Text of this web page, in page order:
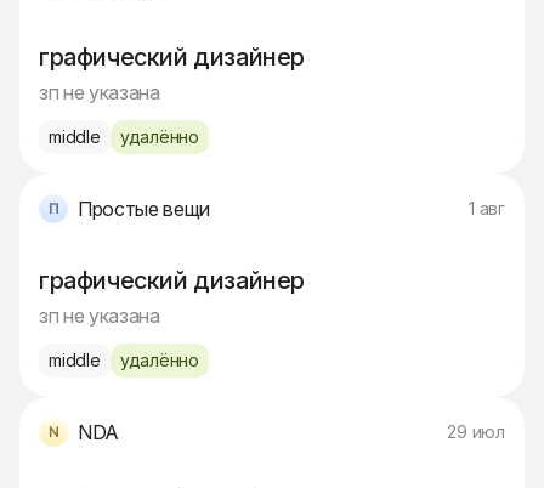
графический дизайнер
зп не указана
middle удалённо
Простые вещи 1 авг
графический дизайнер
зп не указана
middle удалённо
NDA 29 июл